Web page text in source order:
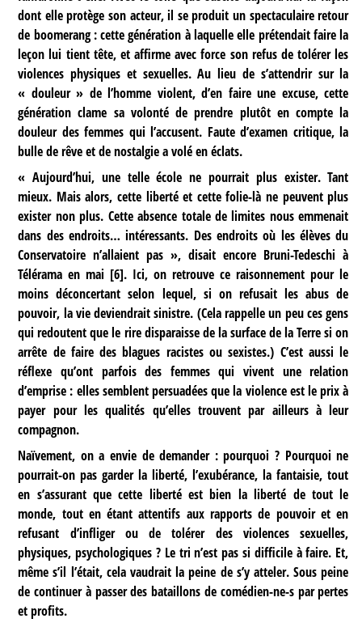
dont elle protège son acteur, il se produit un spectaculaire retour
de boomerang : cette génération à laquelle elle prétendait faire la
leçon lui tient tête, et affirme avec force son refus de tolérer les
violences physiques et sexuelles. Au lieu de s’attendrir sur la
« douleur » de l’homme violent, d’en faire une excuse, cette
génération clame sa volonté de prendre plutôt en compte la
douleur des femmes qui l’accusent. Faute d’examen critique, la
bulle de rêve et de nostalgie a volé en éclats.
« Aujourd’hui, une telle école ne pourrait plus exister. Tant
mieux. Mais alors, cette liberté et cette folie-là ne peuvent plus
exister non plus. Cette absence totale de limites nous emmenait
dans des endroits… intéressants. Des endroits où les élèves du
Conservatoire n’allaient pas », disait encore Bruni-Tedeschi à
Télérama en mai [6]. Ici, on retrouve ce raisonnement pour le
moins déconcertant selon lequel, si on refusait les abus de
pouvoir, la vie deviendrait sinistre. (Cela rappelle un peu ces gens
qui redoutent que le rire disparaisse de la surface de la Terre si on
arrête de faire des blagues racistes ou sexistes.) C’est aussi le
réflexe qu’ont parfois des femmes qui vivent une relation
d’emprise : elles semblent persuadées que la violence est le prix à
payer pour les qualités qu’elles trouvent par ailleurs à leur
compagnon.
Naïvement, on a envie de demander : pourquoi ? Pourquoi ne
pourrait-on pas garder la liberté, l’exubérance, la fantaisie, tout
en s’assurant que cette liberté est bien la liberté de tout le
monde, tout en étant attentifs aux rapports de pouvoir et en
refusant d’infliger ou de tolérer des violences sexuelles,
physiques, psychologiques ? Le tri n’est pas si difficile à faire. Et,
même s’il l’était, cela vaudrait la peine de s’y atteler. Sous peine
de continuer à passer des bataillons de comédien-ne-s par pertes
et profits.